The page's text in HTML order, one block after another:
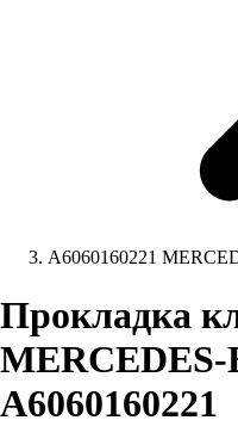
A6060160221
Прокладка
MERCEDES-
A6060160221